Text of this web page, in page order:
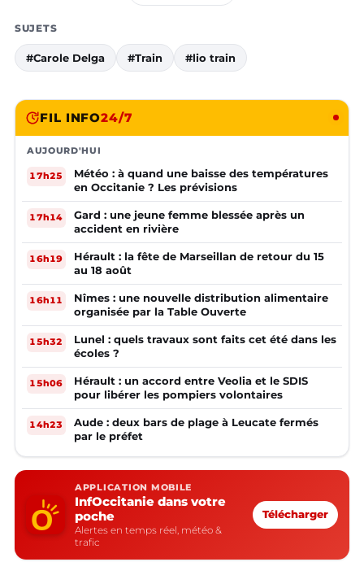
SUJETS
#Carole Delga #Train #lio train
FIL INFO24/7
AUJOURD'HUI
17h25
Météo : à quand une baisse des températures
en Occitanie ? Les prévisions
17h14
Gard : une jeune femme blessée après un
accident en rivière
16h19
Hérault : la fête de Marseillan de retour du 15
au 18 août
16h11
Nîmes : une nouvelle distribution alimentaire
organisée par la Table Ouverte
15h32
Lunel : quels travaux sont faits cet été dans les
écoles ?
15h06
Hérault : un accord entre Veolia et le SDIS
pour libérer les pompiers volontaires
14h23
Aude : deux bars de plage à Leucate fermés
par le préfet
APPLICATION MOBILE
InfOccitanie dans votre
poche
Alertes en temps réel, météo &
trafic
Télécharger